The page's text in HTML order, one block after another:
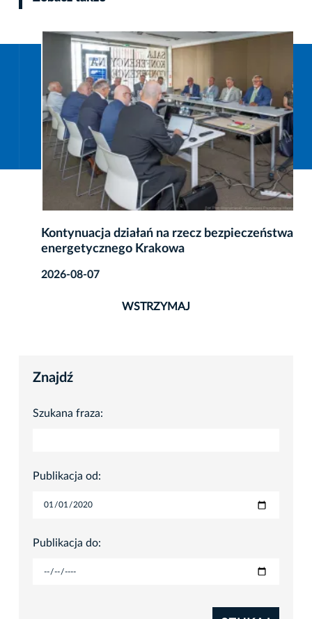
Kontynuacja działań na rzecz bezpieczeństwa
energetycznego Krakowa
2026-08-07
WSTRZYMAJ
Znajdź
Szukana fraza:
Publikacja od:
Publikacja do: